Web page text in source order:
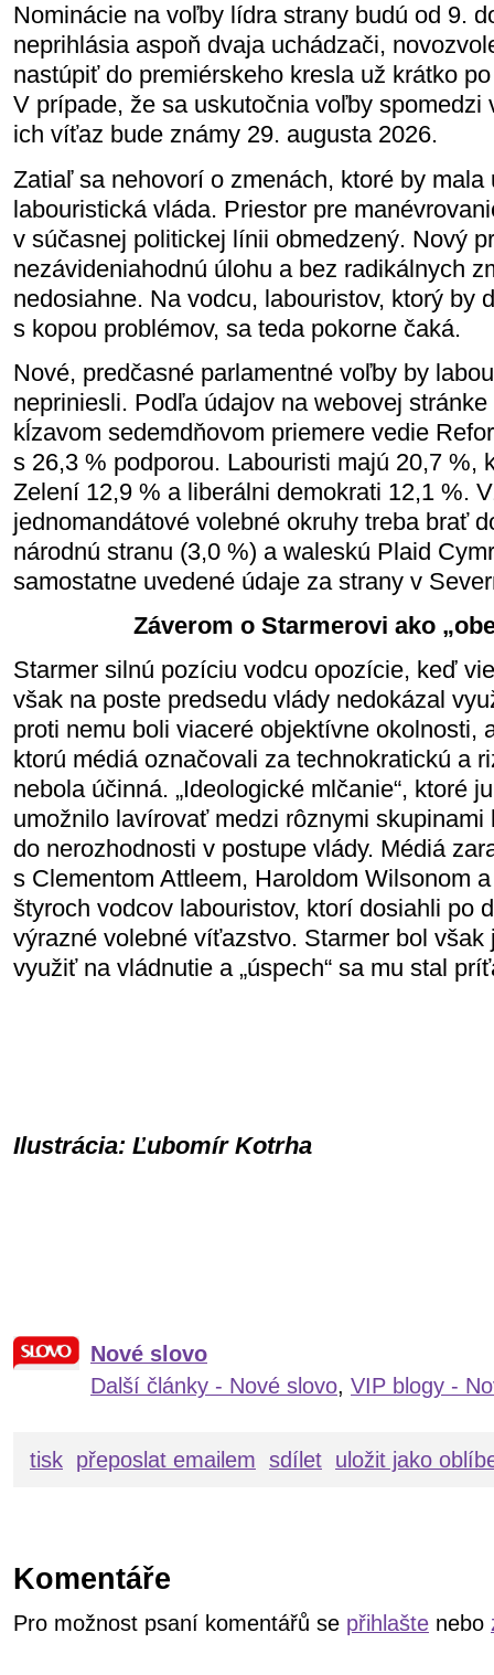
Nominácie na voľby lídra strany budú od 9.
neprihlásia aspoň dvaja uchádzači,
nastúpiť do premiérskeho kresla už krátko
V prípade, že sa uskutočnia voľby spomedzi
ich víťaz bude známy 29. augusta 2026.
Zatiaľ sa nehovorí o zmenách, ktoré by
labouristická vláda. Priestor pre
v súčasnej politickej línii obmedzený. Nový
nezávideniahodnú úlohu a bez radikálnych
nedosiahne. Na vodcu, labouristov, ktorý by
s kopou problémov, sa teda pokorne čaká.
Nové, predčasné parlamentné voľby by
nepriniesli. Podľa údajov na webovej
kĺzavom sedemdňovom priemere vedie
s 26,3 % podporou. Labouristi majú 20,7 %,
Zelení 12,9 % a liberálni demokrati 12,1 %.
jednomandátové volebné okruhy treba brať
národnú stranu (3,0 %) a waleskú Plaid
samostatne uvedené údaje za strany v
Záverom o Starmerovi ako
Starmer silnú pozíciu vodcu opozície, keď
však na poste predsedu vlády nedokázal
proti nemu boli viaceré objektívne okolnosti,
ktorú médiá označovali za technokratickú a
nebola účinná. „Ideologické mlčanie“, ktoré
umožnilo lavírovať medzi rôznymi skupinami
do nerozhodnosti v postupe vlády. Médiá
s Clementom Attleem, Haroldom Wilsonom
štyroch vodcov labouristov, ktorí dosiahli po
výrazné volebné víťazstvo. Starmer bol však
využiť na vládnutie a „úspech“ sa mu stal
Ilustrácia: Ľubomír Kotrha
Nové slovo
Další články - Nové slovo, VIP blogy -
tisk přeposlat emailem sdílet uložit jako
Komentáře
Pro možnost psaní komentářů se přihlašte nebo